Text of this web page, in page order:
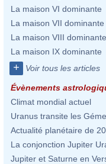
La maison VI dominante
La maison VII dominante
La maison VIII dominante
La maison IX dominante
+ Voir tous les articles
Évènements
Climat mondial actuel
Uranus transite les
Actualité planétaire de
La conjonction Jupiter
Jupiter et Saturne en